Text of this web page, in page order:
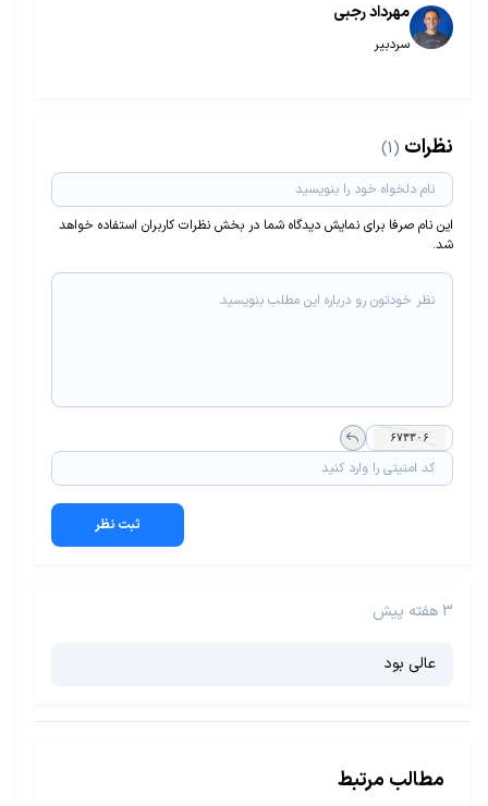
مهرداد رجبی
سردبیر
نظرات (1)
این نام صرفا برای نمایش دیدگاه شما در بخش نظرات کاربران استفاده خواهد
شد.
ثبت نظر
3 هفته پیش
عالی بود
مطالب مرتبط